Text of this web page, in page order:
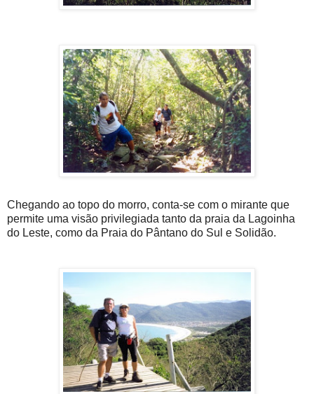
Chegando ao topo do morro, conta-se com o mirante que
permite uma visão privilegiada tanto da praia da Lagoinha
do Leste, como da Praia do Pântano do Sul e Solidão.